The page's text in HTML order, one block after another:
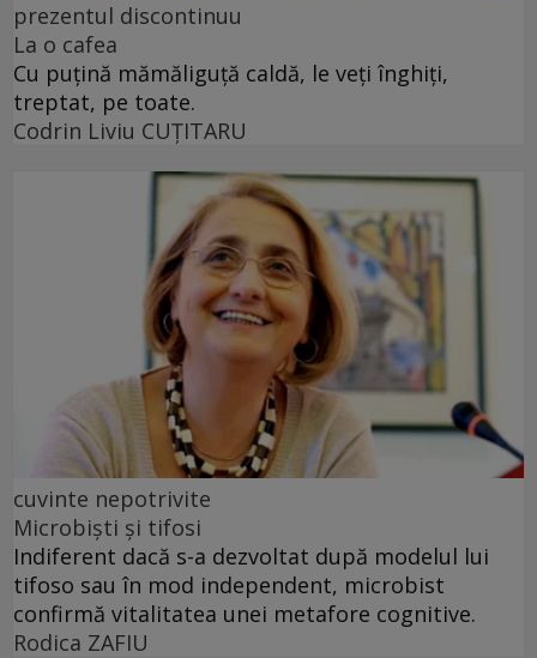
prezentul discontinuu
La o cafea
Cu puţină mămăliguţă caldă, le veţi înghiţi,
treptat, pe toate.
Codrin Liviu CUŢITARU
cuvinte nepotrivite
Microbiști și tifosi
Indiferent dacă s-a dezvoltat după modelul lui
tifoso sau în mod independent, microbist
confirmă vitalitatea unei metafore cognitive.
Rodica ZAFIU